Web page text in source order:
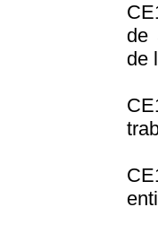
de
de